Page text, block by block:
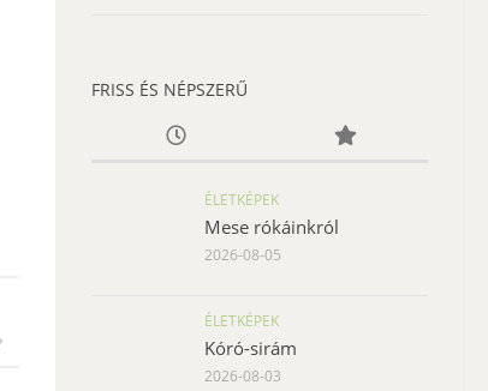
FRISS ÉS NÉPSZERŰ
ÉLETKÉPEK
Mese rókáinkról
2026-08-05
ÉLETKÉPEK
Kóró-sirám
2026-08-03